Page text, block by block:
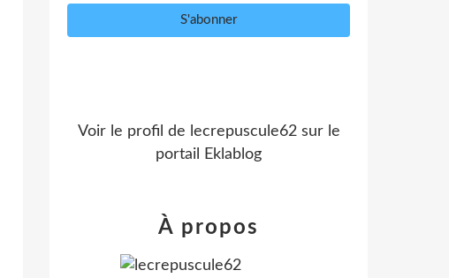
Voir le profil de lecrepuscule62sur le
portail Eklablog
À propos